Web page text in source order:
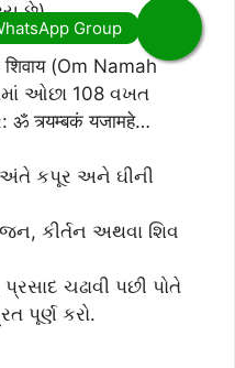
છે).
(Om Namah
ઓછા 108 વખત
त्र्यम्बकं यजामहे…
અંતે કપૂર અને ઘીની
કીર્તન અથવા શિવ
ચઢાવી પછી પોતે
પૂર્ણ કરો.